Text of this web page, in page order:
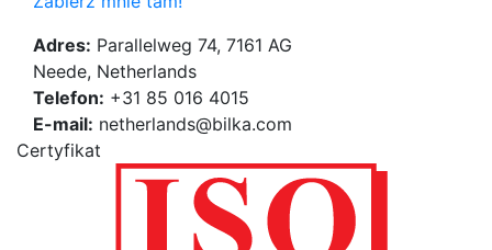
Adres: Parallelweg 74, 7161 AG
Neede, Netherlands
Telefon: +31 85 016 4015
E-mail: netherlands@bilka.com
Certyfikat